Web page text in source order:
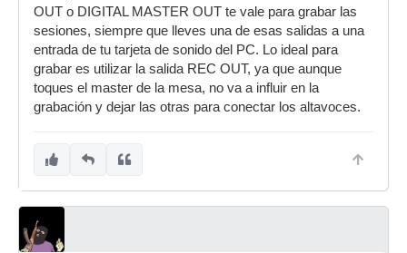
OUT o DIGITAL MASTER OUT te vale para grabar las
sesiones, siempre que lleves una de esas salidas a una
entrada de tu tarjeta de sonido del PC. Lo ideal para
grabar es utilizar la salida REC OUT, ya que aunque
toques el master de la mesa, no va a influir en la
grabación y dejar las otras para conectar los altavoces.